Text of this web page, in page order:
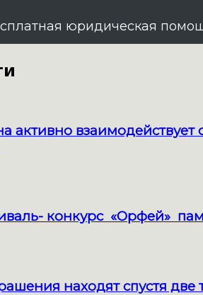
юридическая
взаимодействует
конкурс «Орфей»
находят спустя